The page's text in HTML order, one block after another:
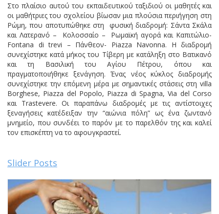
Στο πλαίσιο αυτού του εκπαιδευτικού ταξιδιού οι μαθητές και
οι μαθήτριες του σχολείου βίωσαν μια πλούσια περιήγηση στη
Ρώμη, που αποτυπώθηκε στη φυσική διαδρομή: Σάντα Σκάλα
και Λατερανό – Κολοσσαίο – Ρωμαϊκή αγορά και Καπιτώλιο-
Fontana di trevi – Πάνθεον- Piazza Navonna. Η διαδρομή
συνεχίστηκε κατά μήκος του Τίβερη με κατάληξη στο Βατικανό
και τη Βασιλική του Αγίου Πέτρου, όπου και
πραγματοποιήθηκε ξενάγηση. Ένας νέος κύκλος διαδρομής
συνεχίστηκε την επόμενη μέρα με σημαντικές στάσεις στη villa
Borghese, Piazza del Popolo, Piazza di Spagna, Via del Corso
και Trastevere. Οι παραπάνω διαδρομές με τις αντίστοιχες
ξεναγήσεις κατέδειξαν την “αιώνια πόλη” ως ένα ζωντανό
μνημείο, που συνδέει το παρόν με το παρελθόν της και καλεί
τον επισκέπτη να το αφουγκραστεί.
Slider Posts